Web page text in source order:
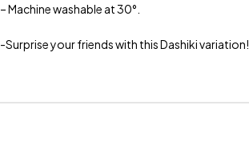
– Machine washable at 30°.
-Surprise your friends with this Dashiki variation!